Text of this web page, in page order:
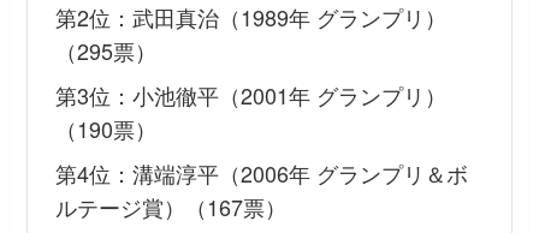
第2位：武田真治（1989年 グランプリ）
（295票）
第3位：小池徹平（2001年 グランプリ）
（190票）
第4位：溝端淳平（2006年 グランプリ＆ボ
ルテージ賞）（167票）